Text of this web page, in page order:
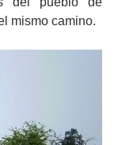
mismo camino.